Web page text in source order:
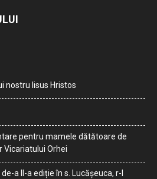
nostru Iisus Hristos
pentru mamele dătătoare de
Vicariatului Orhei
a II-a ediție în s. Lucășeuca, r-l